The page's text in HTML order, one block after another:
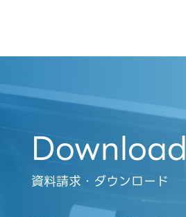
わせよりご連絡ください
Download
資料請求・ダウンロード